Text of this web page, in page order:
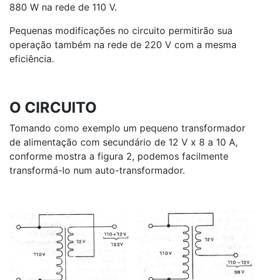
880 W na rede de 110 V.
Pequenas modificações no circuito permitirão sua
operação também na rede de 220 V com a mesma
eficiência.
O CIRCUITO
Tomando como exemplo um pequeno transformador
de alimentação com secundário de 12 V x 8 a 10 A,
conforme mostra a figura 2, podemos facilmente
transformá-lo num auto-transformador.